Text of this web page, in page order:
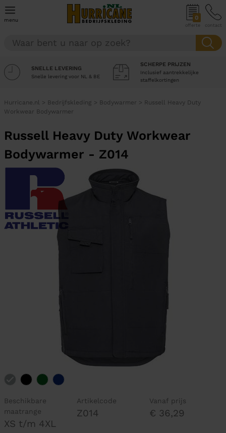
menu 0
offerte contact
SNELLE LEVERING
Snelle levering voor NL & BE
SCHERPE PRIJZEN
Inclusief aantrekkelijke
staffelkortingen
Hurricane.nl > Bedrijfskleding > Bodywarmer > Russell Heavy Duty
Workwear Bodywarmer
Russell Heavy Duty Workwear
Bodywarmer - Z014
Beschikbare
maatrange
XS t/m 4XL
Artikelcode
Z014
Vanaf prijs
€ 36,29